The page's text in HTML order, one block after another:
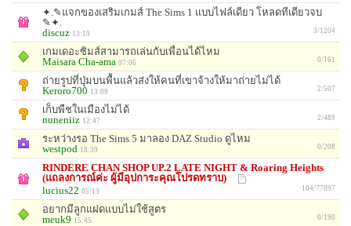
✦.✎แจกของเสริมเกมส์ The Sims 1 แบบไฟล์เดียว โหลดทีเดียวจบ
✎✦.
discuz 13:19 3/1204
เกมเดอะซิมส์สามารถเล่นกับเพื่อนได้ไหม
Maisara Cha-ama 07:06 0/161
ถ่ายรูปที่ปุ่มบนพื้นแล้วส่งให้คนที่เขาจ้างให้มาถ่ายไม่ได้
Keroro700 13:09 2/507
เก็บพืชในเมืองไม่ได้
nuneniiz 12:47 2/489
ระหว่างรอ The Sims 5 มาลอง DAZ Studio ดูไหม
westpod 18:39 0/208
RINDERE CHAN SHOP UP.2 LATE NIGHT & Roaring Heights
(แถลงการณ์ค่ะ ผู้มีอุปการะคุณโปรดทราบ)
lucius22 05:13 104/77897
อยากมีลูกแฝดแบบไม่ใช้สูตร
meuk9 15:45 0/190